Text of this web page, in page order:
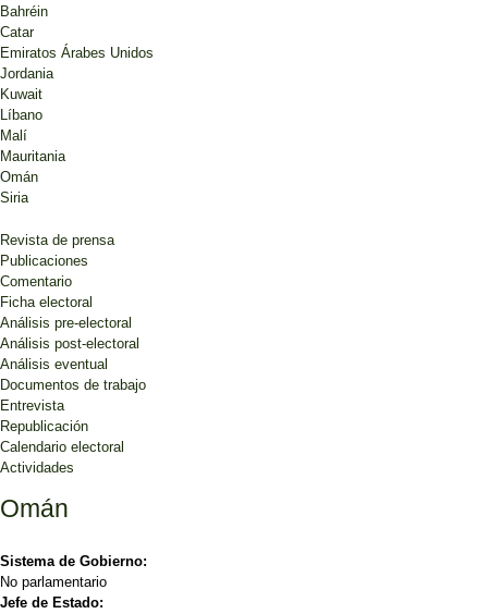
Bahréin
Catar
Emiratos Árabes Unidos
Jordania
Kuwait
Líbano
Malí
Mauritania
Omán
Siria
Revista de prensa
Publicaciones
Comentario
Ficha electoral
Análisis pre-electoral
Análisis post-electoral
Análisis eventual
Documentos de trabajo
Entrevista
Republicación
Calendario electoral
Actividades
Omán
Sistema de Gobierno:
No parlamentario
Jefe de Estado: